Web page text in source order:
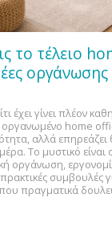
το τέλειο
οργάνωσης
έχει γίνει πλέον
home
αλλά επηρεάζει
Το μυστικό
οργάνωση,
συμβουλές
πραγματικά